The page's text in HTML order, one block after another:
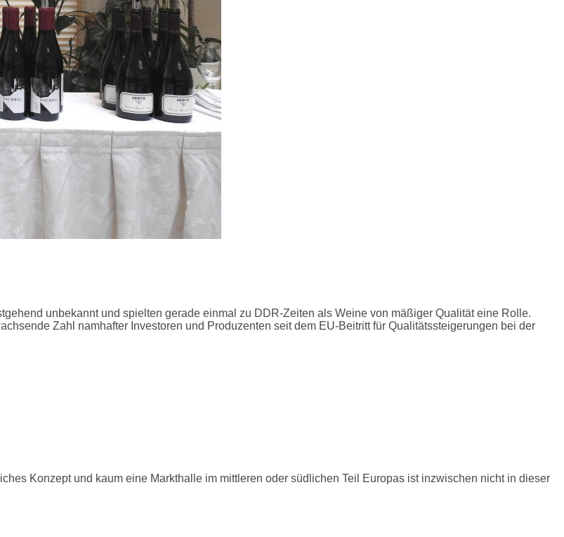
unbekannt und spielten gerade einmal zu DDR-Zeiten als Weine von mäßiger Qualität eine Rolle.
Zahl namhafter Investoren und Produzenten seit dem EU-Beitritt für Qualitätssteigerungen bei der
Konzept und kaum eine Markthalle im mittleren oder südlichen Teil Europas ist inzwischen nicht in dieser